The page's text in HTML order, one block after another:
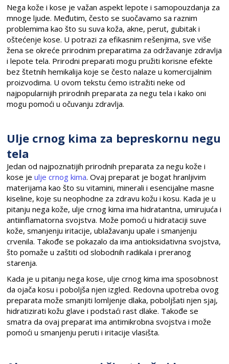
Nega kože i kose je važan aspekt lepote i samopouzdanja za
mnoge ljude. Međutim, često se suočavamo sa raznim
problemima kao što su suva koža, akne, perut, gubitak i
oštećenje kose. U potrazi za efikasnim rešenjima, sve više
žena se okreće prirodnim preparatima za održavanje zdravlja
i lepote tela. Prirodni preparati mogu pružiti korisne efekte
bez štetnih hemikalija koje se često nalaze u komercijalnim
proizvodima. U ovom tekstu ćemo istražiti neke od
najpopularnijih prirodnih preparata za negu tela i kako oni
mogu pomoći u očuvanju zdravlja.
Ulje crnog kima za bepreskornu negu
tela
Jedan od najpoznatijih prirodnih preparata za negu kože i
kose jeulje crnog kima. Ovaj preparat je bogat hranljivim
materijama kao što su vitamini, minerali i esencijalne masne
kiseline, koje su neophodne za zdravu kožu i kosu. Kada je u
pitanju nega kože, ulje crnog kima ima hidratantna, umirujuća i
antiinflamatorna svojstva. Može pomoći u hidrataciji suve
kože, smanjenju iritacije, ublažavanju upale i smanjenju
crvenila. Takođe se pokazalo da ima antioksidativna svojstva,
što pomaže u zaštiti od slobodnih radikala i preranog
starenja.
Kada je u pitanju nega kose, ulje crnog kima ima sposobnost
da ojača kosu i poboljša njen izgled. Redovna upotreba ovog
preparata može smanjiti lomljenje dlaka, poboljšati njen sjaj,
hidratizirati kožu glave i podstaći rast dlake. Takođe se
smatra da ovaj preparat ima antimikrobna svojstva i može
pomoći u smanjenju peruti i iritacije vlasišta.